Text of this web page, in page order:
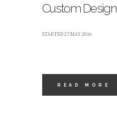
Custom Design
STARTED27 MAY 2016
READ MORE